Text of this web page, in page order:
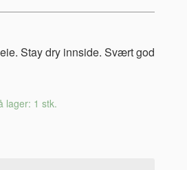
Stay dry innside. Svært god
lager: 1 stk.